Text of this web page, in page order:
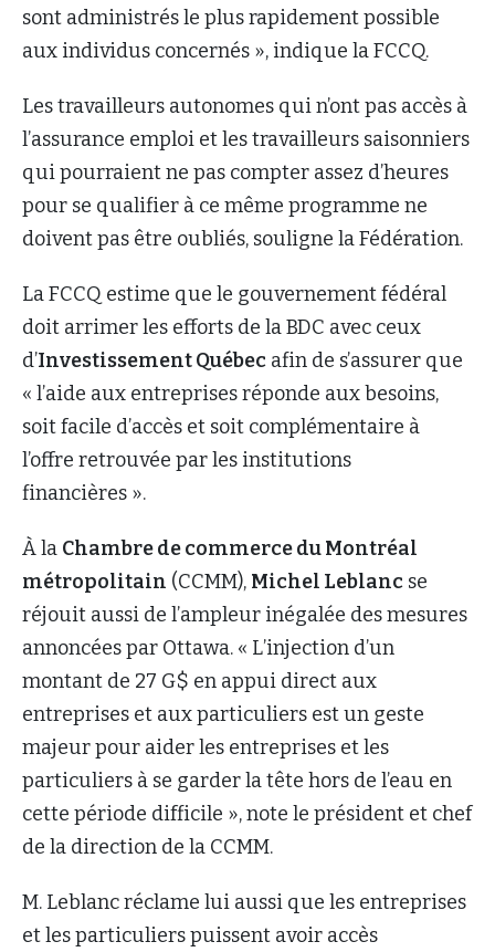
sont administrés le plus rapidement possible
aux individus concernés », indique la FCCQ.
Les travailleurs autonomes qui n’ont pas accès à
l’assurance emploi et les travailleurs saisonniers
qui pourraient ne pas compter assez d’heures
pour se qualifier à ce même programme ne
doivent pas être oubliés, souligne la Fédération.
La FCCQ estime que le gouvernement fédéral
doit arrimer les efforts de la BDC avec ceux
d’Investissement Québec afin de s’assurer que
« l’aide aux entreprises réponde aux besoins,
soit facile d’accès et soit complémentaire à
l’offre retrouvée par les institutions
financières ».
À la Chambre de commerce du Montréal
métropolitain (CCMM), Michel Leblanc se
réjouit aussi de l’ampleur inégalée des mesures
annoncées par Ottawa. « L’injection d’un
montant de 27 G$ en appui direct aux
entreprises et aux particuliers est un geste
majeur pour aider les entreprises et les
particuliers à se garder la tête hors de l’eau en
cette période difficile », note le président et chef
de la direction de la CCMM.
M. Leblanc réclame lui aussi que les entreprises
et les particuliers puissent avoir accès